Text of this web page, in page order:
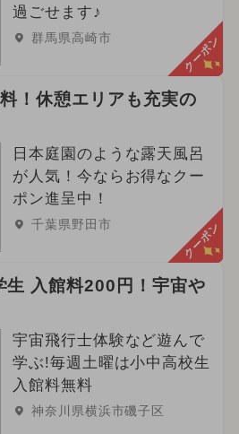
過ごせます♪
群馬県高崎市 クーポン
！休憩エリアも充実の
日本庭園のような露天風呂
が人気！今ならお得なクー
ポン進呈中！
千葉県野田市 クーポン
生 入館料200円！宇宙や
宇宙飛行士体験など遊んで
学ぶ!毎週土曜は小中高校生
入館料無料
神奈川県横浜市磯子区